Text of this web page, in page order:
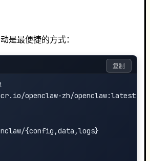
是最便捷的方式：
openclaw-zh/openclaw:latest
{config,data,logs}
复制